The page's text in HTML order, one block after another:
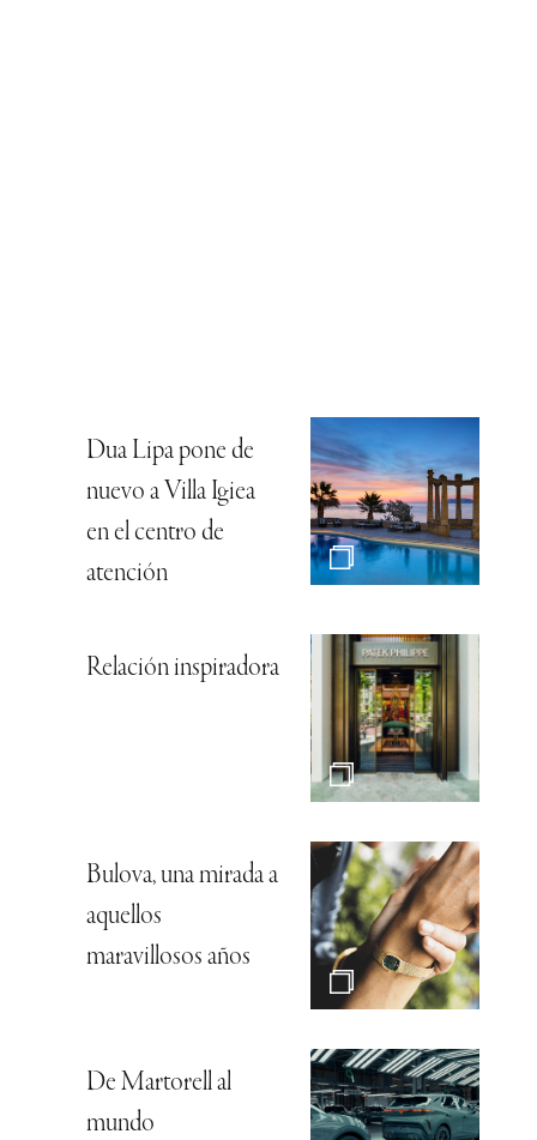
Dua Lipa pone de
nuevo a Villa Igiea
en el centro de
atención
Relación inspiradora
Bulova, una mirada a
aquellos
maravillosos años
De Martorell al
mundo